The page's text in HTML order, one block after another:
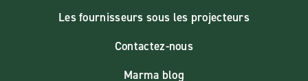
Les fournisseurs sous les projecteurs
Contactez-nous
Marma blog